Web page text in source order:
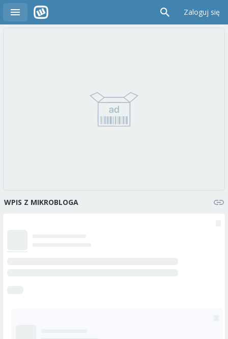
Zaloguj się
WPIS Z MIKROBLOGA